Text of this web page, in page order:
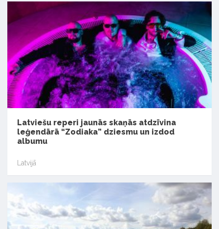
Latviešu reperi jaunās skaņās atdzīvina
leģendārā “Zodiaka” dziesmu un izdod
albumu
Latvijā